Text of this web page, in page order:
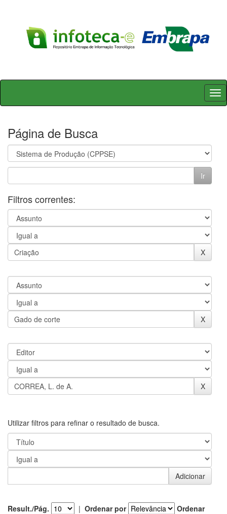
Skip
Página de Busca
Filtros correntes:
Utilizar filtros para refinar o resultado de busca.
Result./Pág. | Ordenar por
Ordenar